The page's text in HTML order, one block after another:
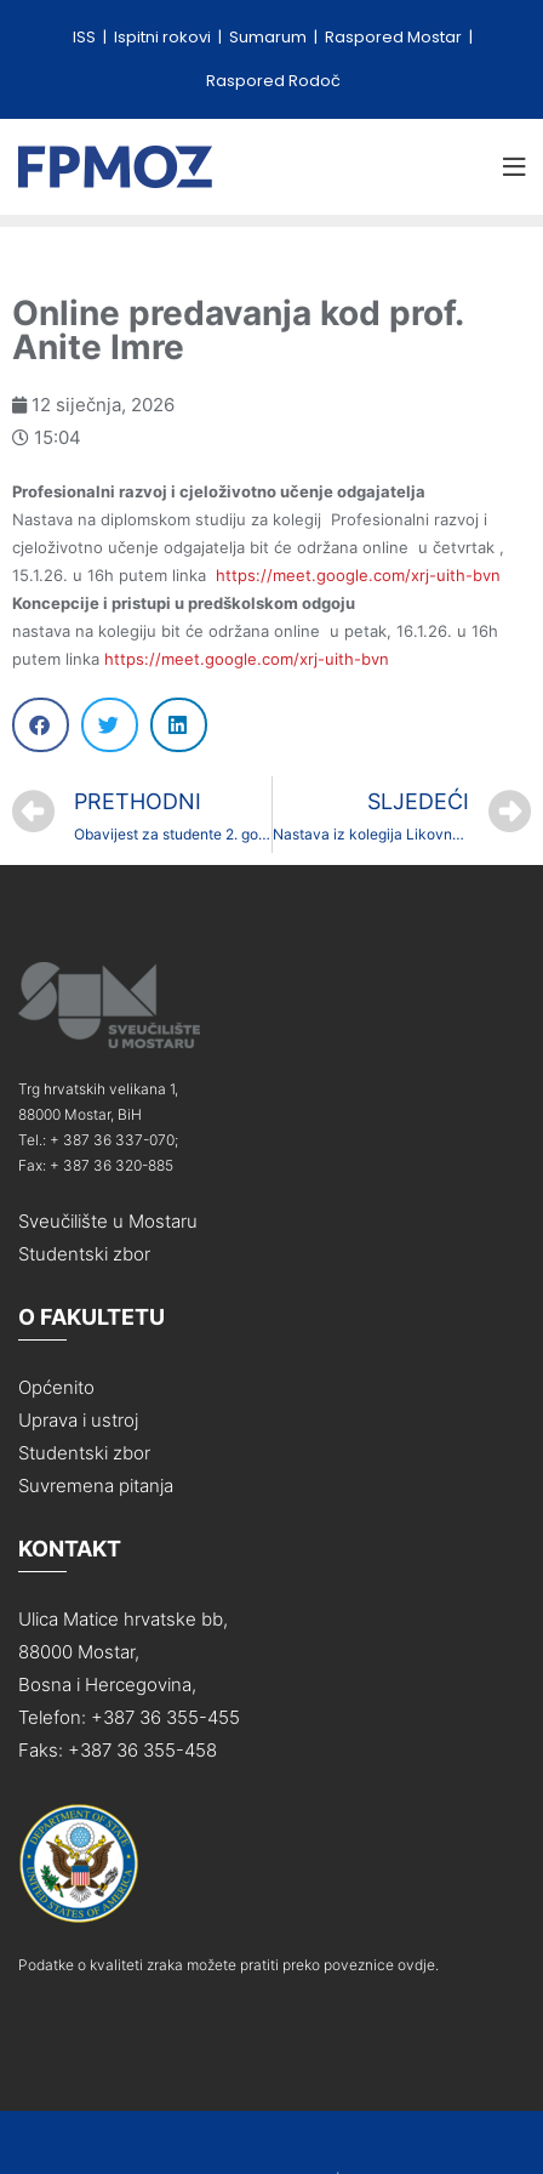
ISS Ispitni rokovi Sumarum
Raspored Mostar
Raspored Rodoč
Online predavanja kod prof.
Anite Imre
12 siječnja, 2026
15:04
Profesionalni razvoj i cjeloživotno učenje odgajatelja
Nastava na diplomskom studiju za kolegij Profesionalni razvoj i
cjeloživotno učenje odgajatelja bit će održana online u četvrtak ,
15.1.26. u 16h putem linka https://meet.google.com/xrj-uith-bvn
Koncepcije i pristupi u predškolskom odgoju
nastava na kolegiju bit će održana online u petak, 16.1.26. u 16h
putem linka https://meet.google.com/xrj-uith-bvn
PRETHODNI
Obavijest za studente 2. godine diplomskog studija Geografije, smjerova Turizam i zaštitaokoliša i Održivi razvoj turizma
SLJEDEĆI
Nastava iz kolegija Likovna umjetnost na tlu BiH i Hrvatske
Trg hrvatskih velikana 1,
88000 Mostar, BiH
Tel.: + 387 36 337-070;
Fax: + 387 36 320-885
Sveučilište u Mostaru
Studentski zbor
O FAKULTETU
Općenito
Uprava i ustroj
Studentski zbor
Suvremena pitanja
KONTAKT
Ulica Matice hrvatske bb,
88000 Mostar,
Bosna i Hercegovina,
Telefon: +387 36 355-455
Faks: +387 36 355-458
Podatke o kvaliteti zraka možete pratiti preko poveznice ovdje.